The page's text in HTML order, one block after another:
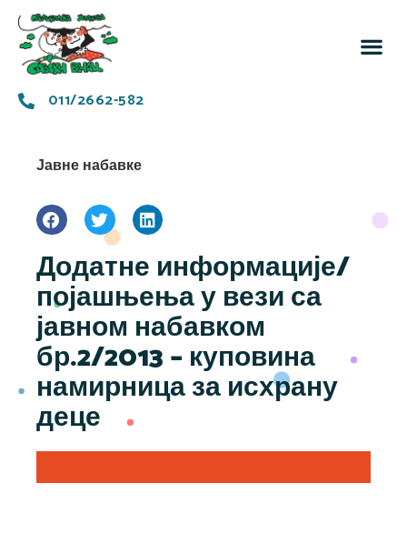
011/2662-582
Јавне набавке
Додатне информације/
појашњења у вези са
јавном набавком
бр.2/2013 – куповина
намирница за исхрану
деце